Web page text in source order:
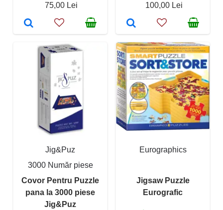
75,00 Lei
100,00 Lei
Jig&Puz
3000 Număr piese
Covor Pentru Puzzle
pana la 3000 piese
Jig&Puz
Eurographics
Jigsaw Puzzle
Eurografic